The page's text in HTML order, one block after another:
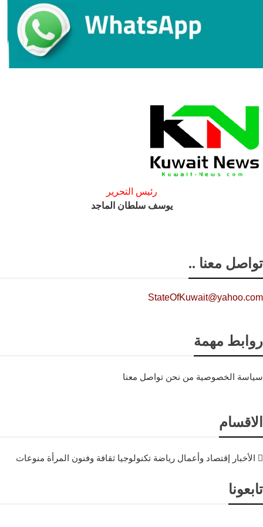
رئيس التحرير
يوسف سلطان الماجد
تواصل معنا ..
StateOfKuwait@yahoo.com
روابط مهمة
سياسة الخصوصية من نحن تواصل معنا
الاقسام
الأخبار إقتصاد وأعمال رياضة تكنولوجيا ثقافة وفنون المرأة منوعات
تابعونا